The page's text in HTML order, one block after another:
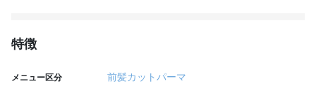
特徴
メニュー区分 前髪カットパーマ